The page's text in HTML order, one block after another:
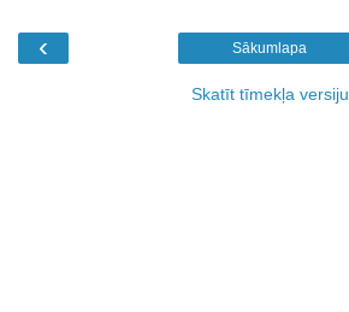
‹ Sākumlapa
Skatīt tīmekļa versiju